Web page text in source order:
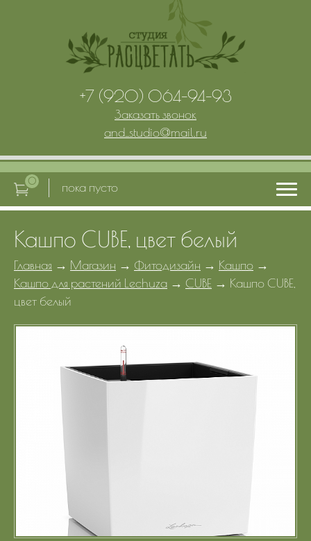
Кашпо CUBE, цвет белый
Главная → Магазин → Фитодизайн → Кашпо →
Кашпо для растений Lechuza → CUBE → Кашпо CUBE,
цвет белый
+7 (920) 064-94-93
Заказать звонок
and_studio@mail.ru
0 пока пусто
Главная
Услуги
Портфолио
Цены